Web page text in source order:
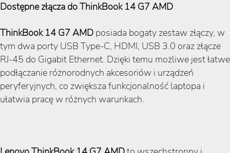
Dostępne złącza do ThinkBook 14 G7 AMD
ThinkBook 14 G7 AMD posiada bogaty zestaw złączy, w
tym dwa porty USB Type-C, HDMI, USB 3.0 oraz złącze
RJ-45 do Gigabit Ethernet. Dzięki temu możliwe jest łatwe
podłączanie różnorodnych akcesoriów i urządzeń
peryferyjnych, co zwiększa funkcjonalność laptopa i
ułatwia pracę w różnych warunkach.